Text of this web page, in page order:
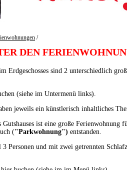
/
DEN
Erdgeschosses sind 2 unterschiedlich
(siehe im Untermenü links).
jeweils ein künstlerisch inhaltliches
ist eine große
("Parkwohnung") entstanden.
Personen und mit zwei getrennten